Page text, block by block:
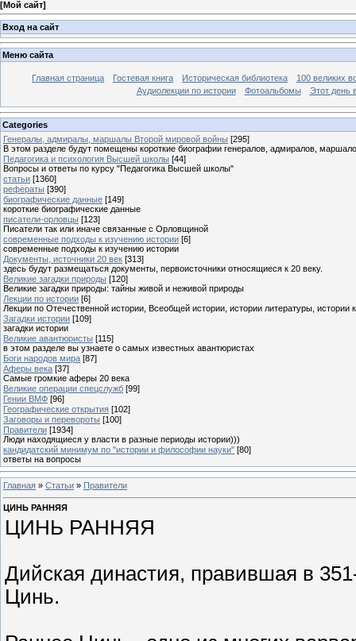
[Мой сайт]
Вход на сайт
Меню сайта
Главная страница Гостевая книга Историческая библиотека
100 великих
Аудиолекции по истории
Фотоальбомы Этот день
Categories
Генералы, адмиралы, маршалы Второй мировой войны [295]
В этом разделе будут помещены короткие биографии генералов, адмиралов,
Педагогика и психология Высшей школы [44]
Вопросы и ответы по курсу "Педагогика Высшей школы"
статьи [1360]
рефераты [390]
биографические данные [149]
короткие биографические данные
писатели-орловцы [123]
Писатели так или иначе связанные с Орловщиной
современные подходы к изучению истории [6]
современные подходы к изучению истории
Документы, источники 20 век [313]
здесь будут размещаться документы, первоисточники относящиеся к 20 веку.
Великие загадки природы [120]
Великие загадки природы: тайны живой и неживой природы
Лекции по истории [6]
Лекции по Отечественной истории, Всеобщей истории, истории литературы, истории
Загадки истории [109]
загадки истории
Великие авантюристы [115]
в этом разделе вы узнаете о самых известных авантюристах
Боги народов мира [87]
Аферы века [37]
Самые громкие аферы 20 века
Великие операции спецслужб [99]
Гении ВМФ [96]
Географические открытия [102]
Заговоры и перевороты [100]
Правители [1934]
Люди находящиеся у власти в разные периоды истории)))
кандидатский минимум по "истории и философии науки" [80]
ответы на вопросы
Главная » Статьи » Правители
ЦИНЬ РАННЯЯ
ЦИНЬ РАННЯЯ
Дийская династия, правившая в
Цинь.